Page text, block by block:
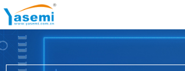
Control Render
ControlType:productSlideBind Error:未将对象引用设置到